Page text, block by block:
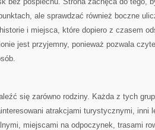
ale sprawdzać również boczne
i miejsca, które dopiero z czasem
jest przyjemny, ponieważ pozwala
się zarówno rodziny. Każda z tych
atrakcjami turystycznymi, inni
miejscami na odpoczynek, trasami